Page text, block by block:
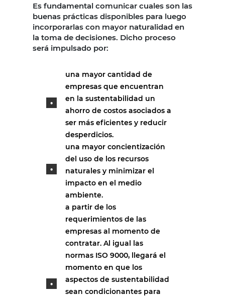
Es fundamental comunicar cuales son las
buenas prácticas disponibles para luego
incorporarlas con mayor naturalidad en
la toma de decisiones. Dicho proceso
será impulsado por:
una mayor cantidad de
empresas que encuentran
en la sustentabilidad un
ahorro de costos asociados a
ser más eficientes y reducir
desperdicios.
una mayor concientización
del uso de los recursos
naturales y minimizar el
impacto en el medio
ambiente.
a partir de los
requerimientos de las
empresas al momento de
contratar. Al igual las
normas ISO 9000, llegará el
momento en que los
aspectos de sustentabilidad
sean condicionantes para